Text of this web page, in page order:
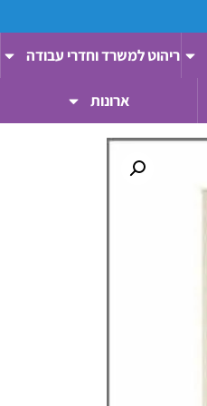
ריהוט למשרד וחדרי עבודה
ארונות